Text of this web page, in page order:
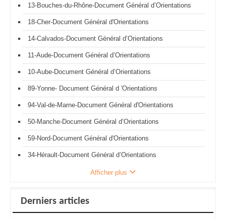
13-Bouches-du-Rhône-Document Général d’Orientations
18-Cher-Document Général d'Orientations
14-Calvados-Document Général d’Orientations
11-Aude-Document Général d’Orientations
10-Aube-Document Général d’Orientations
89-Yonne- Document Général d 'Orientations
94-Val-de-Marne-Document Général d'Orientations
50-Manche-Document Général d’Orientations
59-Nord-Document Général d'Orientations
34-Hérault-Document Général d’Orientations
Afficher plus
Derniers articles